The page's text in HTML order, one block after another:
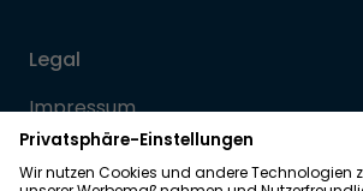
Legal
Impressum
Datenschutz
Allgemeine Geschäftsbedingungen